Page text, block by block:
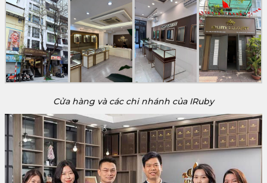
Cửa hàng và các chi nhánh của IRuby